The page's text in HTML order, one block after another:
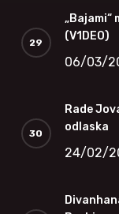
„Bajami“
(V1DEO)
06/03/
Rade
odlaska
24/02/